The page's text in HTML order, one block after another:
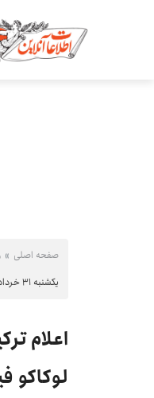
صفحه اصلی
یکشنبه ۳۱ خرداد ۱۴۰۵ - ۲۱:۱۷
اعلام